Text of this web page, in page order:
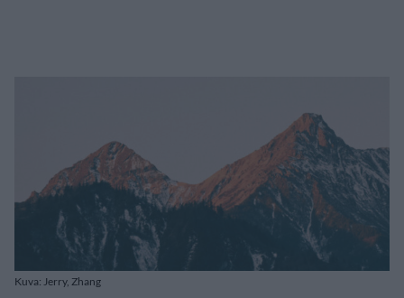
Kuva: Jerry, Zhang